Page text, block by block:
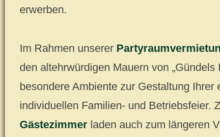
erwerben.
Im Rahmen unserer
den altehrwürdigen Mauern von „Gündels
besondere Ambiente zur Gestaltung Ihrer
individuellen Familien- und Betriebsfeier.
Gästezimmer laden auch zum längeren